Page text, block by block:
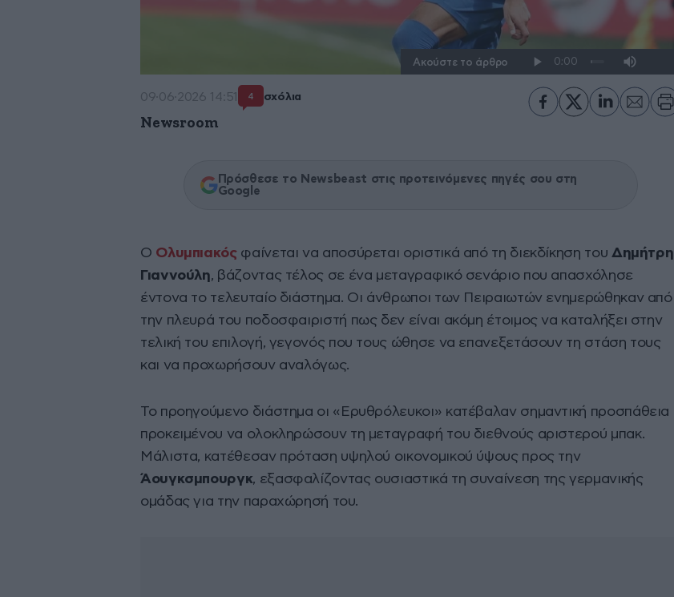
Ακούστε το άρθρο
09·06·2026 14:51 4 σχόλια
Newsroom
Πρόσθεσε το Newsbeast στις προτεινόμενες πηγές σου στη
Google
Ο Ολυμπιακός φαίνεται να αποσύρεται οριστικά από τη διεκδίκηση του Δημήτρη
Γιαννούλη, βάζοντας τέλος σε ένα μεταγραφικό σενάριο που απασχόλησε
έντονα το τελευταίο διάστημα. Οι άνθρωποι των Πειραιωτών ενημερώθηκαν από
την πλευρά του ποδοσφαιριστή πως δεν είναι ακόμη έτοιμος να καταλήξει στην
τελική του επιλογή, γεγονός που τους ώθησε να επανεξετάσουν τη στάση τους
και να προχωρήσουν αναλόγως.
Το προηγούμενο διάστημα οι «Ερυθρόλευκοι» κατέβαλαν σημαντική προσπάθεια
προκειμένου να ολοκληρώσουν τη μεταγραφή του διεθνούς αριστερού μπακ.
Μάλιστα, κατέθεσαν πρόταση υψηλού οικονομικού ύψους προς την
Άουγκσμπουργκ, εξασφαλίζοντας ουσιαστικά τη συναίνεση της γερμανικής
ομάδας για την παραχώρησή του.